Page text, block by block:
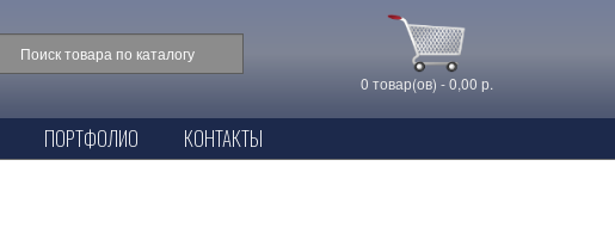
0 товар(ов) - 0,00 р.
ПОРТФОЛИО КОНТАКТЫ